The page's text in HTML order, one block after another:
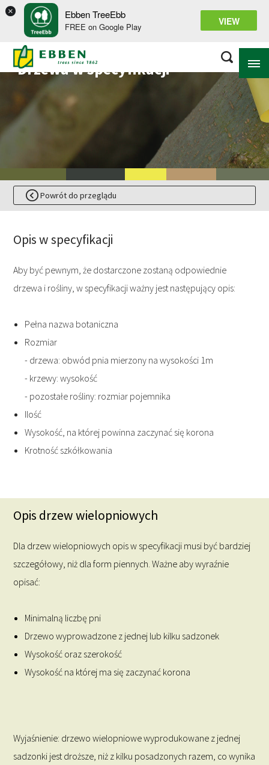
× Ebben TreeEbb
FREE on Google Play VIEW
NA TEMAT EBBEN
ROZWIĄZANIA
ASORTYMENT
PROJEKTY
CENTRUM WIEDZY
Drzewa w specyfikacji
Powrót do przeglądu
Opis w specyfikacji
Aby być pewnym, że dostarczone zostaną odpowiednie
drzewa i rośliny, w specyfikacji ważny jest następujący opis:
Pełna nazwa botaniczna
Rozmiar
- drzewa: obwód pnia mierzony na wysokości 1m
- krzewy: wysokość
- pozostałe rośliny: rozmiar pojemnika
Ilość
Wysokość, na której powinna zaczynać się korona
Krotność szkółkowania
Opis drzew wielopniowych
Dla drzew wielopniowych opis w specyfikacji musi być bardziej
szczegółowy, niż dla form piennych. Ważne aby wyraźnie
opisać:
Minimalną liczbę pni
Drzewo wyprowadzone z jednej lub kilku sadzonek
Wysokość oraz szerokość
Wysokość na której ma się zaczynać korona
Wyjaśnienie: drzewo wielopniowe wyprodukowane z jednej
sadzonki jest droższe, niż z kilku posadzonych razem, co wynika